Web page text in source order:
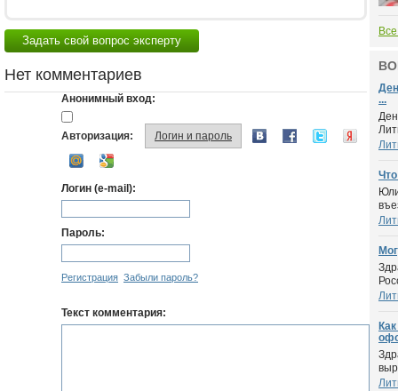
Задать свой вопрос эксперту
Нет комментариев
Анонимный вход:
Авторизация: Логин и пароль
Логин (e-mail):
Пароль:
Регистрация Забыли пароль?
Текст комментария:
...